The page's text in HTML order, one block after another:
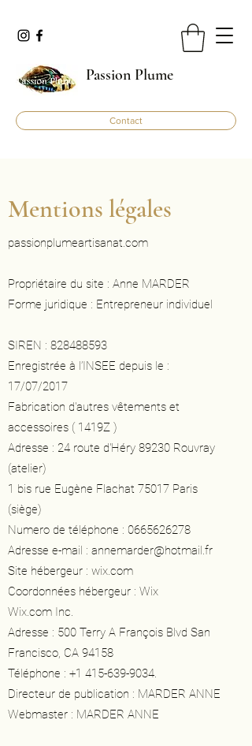
Passion Plume
Contact
Mentions légales
passionplumeartisanat.com
Propriétaire du site : Anne MARDER
Forme juridique : Entrepreneur individuel
SIREN : 828488593
Enregistrée à l’INSEE depuis le :
17/07/2017
Fabrication d'autres vêtements et
accessoires ( 1419Z )
Adresse : 24 route d'Héry 89230 Rouvray
(atelier)
1 bis rue Eugène Flachat 75017 Paris
(siège)
Numero de téléphone : 0665626278
Adresse e-mail : annemarder@hotmail.fr
Site hébergeur : wix.com
Coordonnées hébergeur : Wix
Wix.com Inc.
Adresse : 500 Terry A François Blvd San
Francisco, CA 94158
Téléphone : +1 415-639-9034.
Directeur de publication : MARDER ANNE
Webmaster : MARDER ANNE